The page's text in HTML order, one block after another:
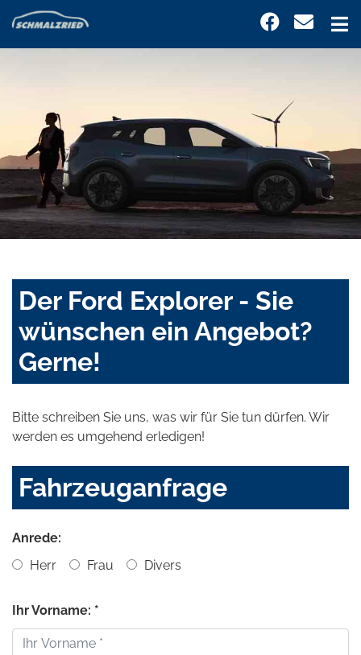
Der Ford Explorer - Sie
wünschen ein Angebot?
Gerne!
Bitte schreiben Sie uns, was wir für Sie tun dürfen. Wir
werden es umgehend erledigen!
Fahrzeuganfrage
Anrede:
Herr
Frau Divers
Ihr Vorname: *